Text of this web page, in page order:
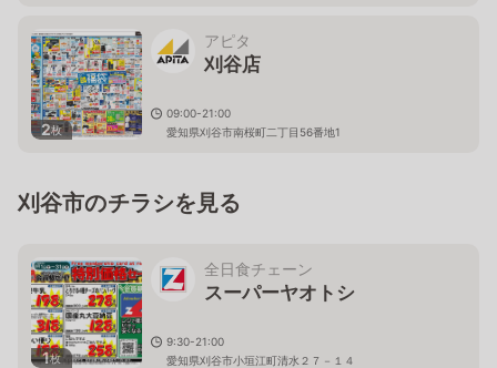
2枚
アピタ
刈谷店
09:00-21:00
愛知県刈谷市南桜町二丁目56番地1
刈谷市のチラシを見る
1枚
全日食チェーン
スーパーヤオトシ
9:30-21:00
愛知県刈谷市小垣江町清水２７－１４